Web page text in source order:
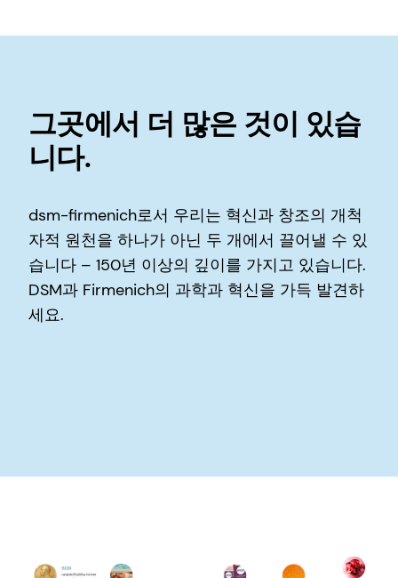
그곳에서 더 많은 것이 있습
니다.
dsm-firmenich로서 우리는 혁신과 창조의 개척
자적 원천을 하나가 아닌 두 개에서 끌어낼 수 있
습니다 – 150년 이상의 깊이를 가지고 있습니다.
DSM과 Firmenich의 과학과 혁신을 가득 발견하
세요.